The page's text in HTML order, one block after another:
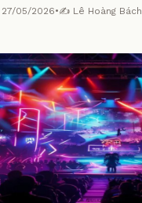
Thế Giới? từ chuyên gia.
27/05/2026•✍️ Lê Hoàng Bách